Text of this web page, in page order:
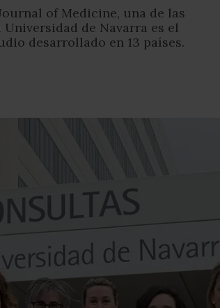
of Medicine, una de las
de Navarra es el
desarrollado en 13 países.